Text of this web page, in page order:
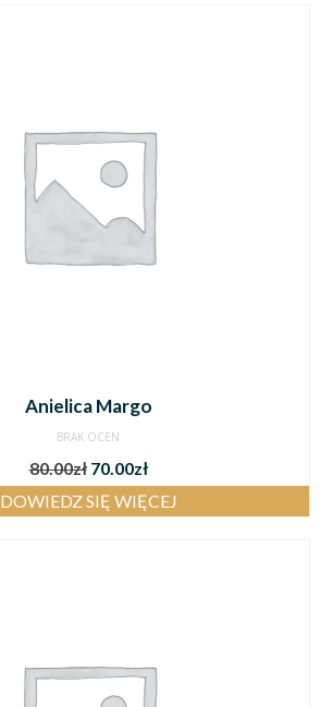
Anielica Margo
BRAK OCEN
80.00zł 70.00zł
DOWIEDZ SIĘ WIĘCEJ